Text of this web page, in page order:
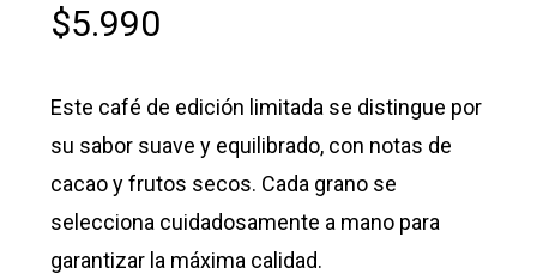
$5.990
Este café de edición limitada se distingue por
su sabor suave y equilibrado, con notas de
cacao y frutos secos. Cada grano se
selecciona cuidadosamente a mano para
garantizar la máxima calidad.